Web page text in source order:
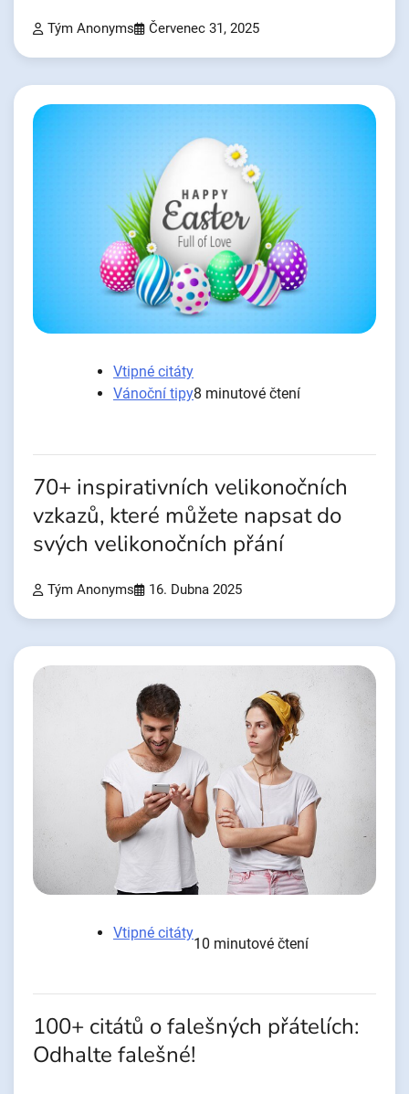
Tým Anonyms Červenec 31, 2025
Vtipné citáty
Vánoční tipy8 minutové čtení
70+ inspirativních velikonočních
vzkazů, které můžete napsat do
svých velikonočních přání
Tým Anonyms 16. Dubna 2025
Vtipné citáty
10 minutové čtení
100+ citátů o falešných přátelích:
Odhalte falešné!